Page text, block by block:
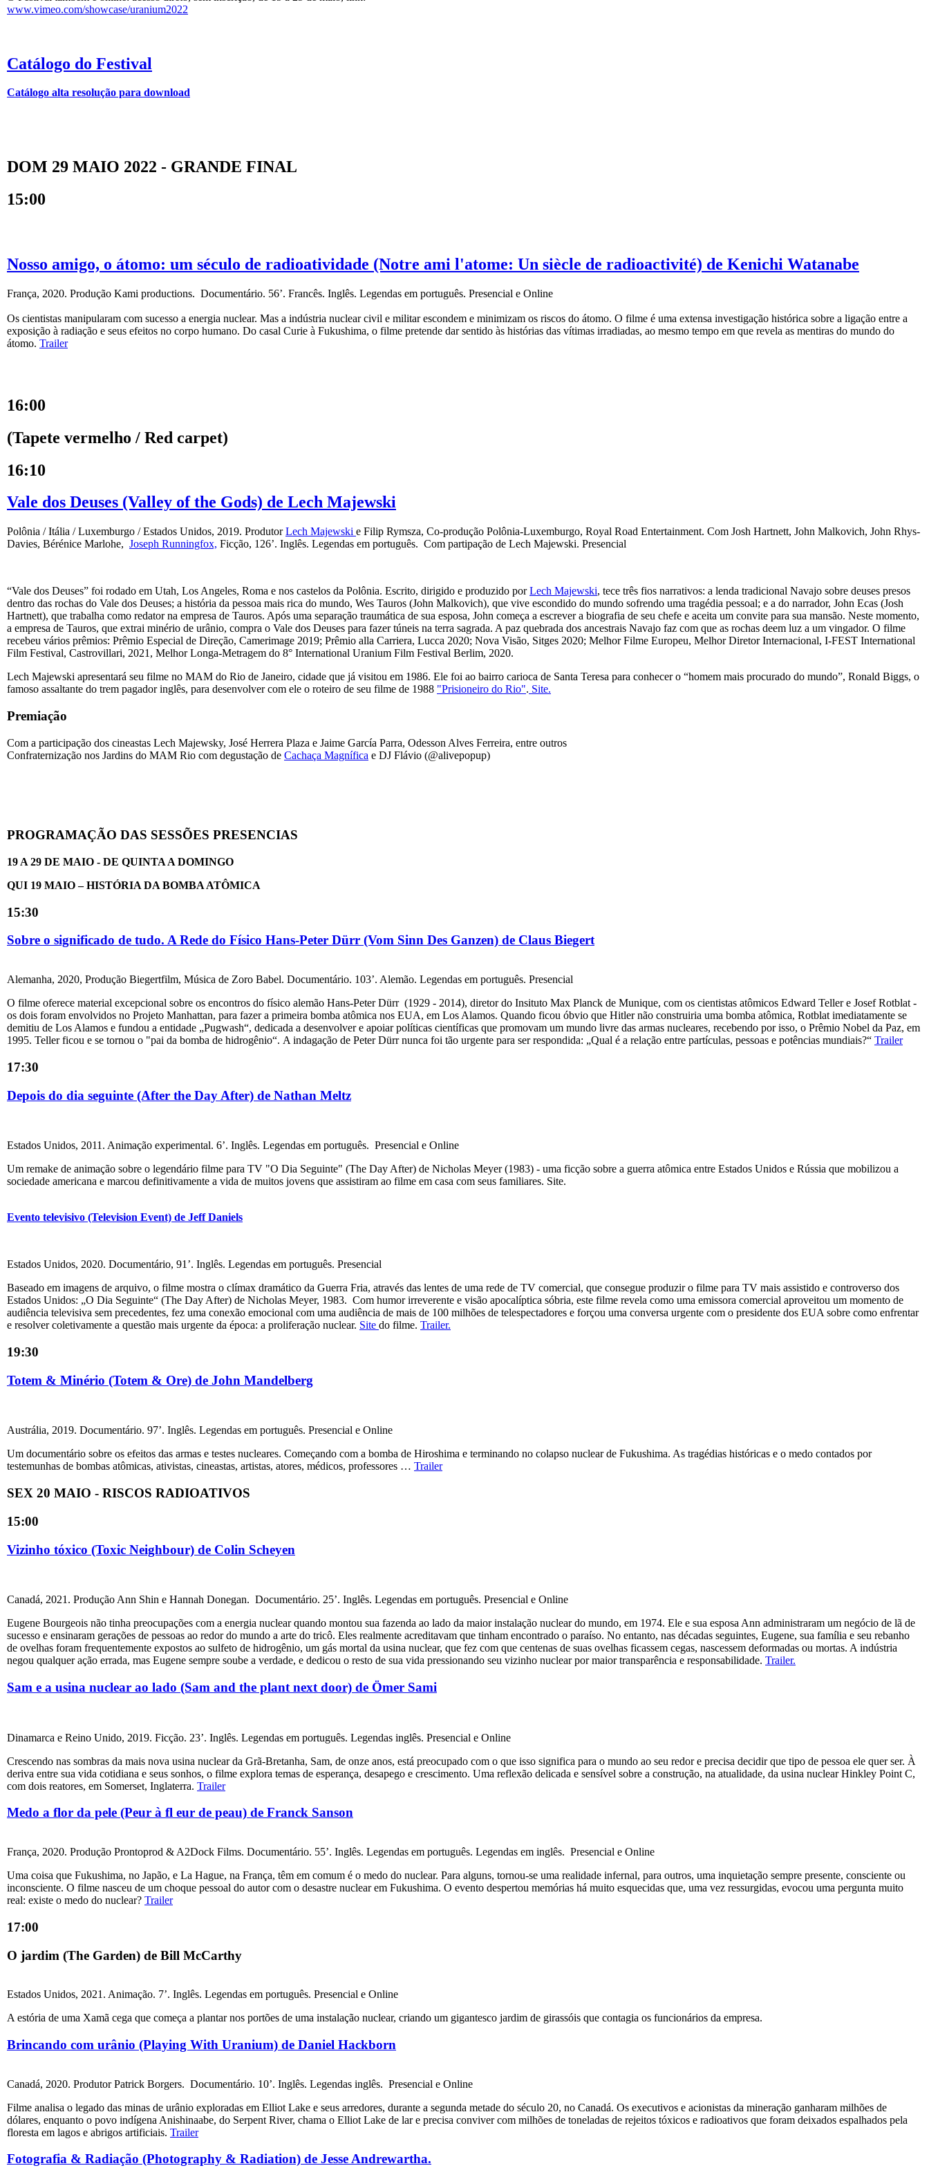
www.vimeo.com/showcase/uranium2022
Catálogo do Festival
Catálogo alta resolução para download
DOM 29 MAIO 2022 - GRANDE FINAL
15:00
Nosso amigo, o átomo: um século de radioatividade (Notre ami l'atome: Un siècle de radioactivité) de Kenichi Watanabe
França, 2020. Produção Kami productions. Documentário. 56’. Francês. Inglês. Legendas em português. Presencial e Online
Os cientistas manipularam com sucesso a energia nuclear. Mas a indústria nuclear civil e militar escondem e minimizam os riscos do átomo. O filme é uma extensa investigação histórica sobre a ligação entre a
exposição à radiação e seus efeitos no corpo humano. Do casal Curie à Fukushima, o filme pretende dar sentido às histórias das vítimas irradiadas, ao mesmo tempo em que revela as mentiras do mundo do
átomo. Trailer
16:00
(Tapete vermelho / Red carpet)
16:10
Vale dos Deuses (Valley of the Gods) de Lech Majewski
Polônia / Itália / Luxemburgo / Estados Unidos, 2019. ProdutorLech Majewski e Filip Rymsza, Co-produção Polônia-Luxemburgo, Royal Road Entertainment. Com Josh Hartnett, John Malkovich, John Rhys-
Davies, Bérénice Marlohe, Joseph Runningfox, Ficção, 126’. Inglês. Legendas em português. Com partipação de Lech Majewski. Presencial
“Vale dos Deuses” foi rodado em Utah, Los Angeles, Roma e nos castelos da Polônia. Escrito, dirigido e produzido porLech Majewski, tece três fios narrativos: a lenda tradicional Navajo sobre deuses presos
dentro das rochas do Vale dos Deuses; a história da pessoa mais rica do mundo, Wes Tauros (John Malkovich), que vive escondido do mundo sofrendo uma tragédia pessoal; e a do narrador, John Ecas (Josh
Hartnett), que trabalha como redator na empresa de Tauros. Após uma separação traumática de sua esposa, John começa a escrever a biografia de seu chefe e aceita um convite para sua mansão. Neste momento,
a empresa de Tauros, que extrai minério de urânio, compra o Vale dos Deuses para fazer túneis na terra sagrada. A paz quebrada dos ancestrais Navajo faz com que as rochas deem luz a um vingador. O filme
recebeu vários prêmios: Prêmio Especial de Direção, Camerimage 2019; Prêmio alla Carriera, Lucca 2020; Nova Visão, Sitges 2020; Melhor Filme Europeu, Melhor Diretor Internacional, I-FEST International
Film Festival, Castrovillari, 2021, Melhor Longa-Metragem do 8° International Uranium Film Festival Berlim, 2020.
Lech Majewski apresentará seu filme no MAM do Rio de Janeiro, cidade que já visitou em 1986. Ele foi ao bairro carioca de Santa Teresa para conhecer o “homem mais procurado do mundo”, Ronald Biggs, o
famoso assaltante do trem pagador inglês, para desenvolver com ele o roteiro de seu filme de 1988 "Prisioneiro do Rio". Site.
Premiação
Com a participação dos cineastas Lech Majewsky, José Herrera Plaza e Jaime García Parra, Odesson Alves Ferreira, entre outros
Confraternização nos Jardins do MAM Rio com degustação de Cachaça Magnífica e DJ Flávio (@alivepopup)
PROGRAMAÇÃO DAS SESSÕES PRESENCIAS
19 A 29 DE MAIO - DE QUINTA A DOMINGO
QUI 19 MAIO – HISTÓRIA DA BOMBA ATÔMICA
15:30
Sobre o significado de tudo. A Rede do Físico Hans-Peter Dürr (Vom Sinn Des Ganzen) de Claus Biegert
Alemanha, 2020, Produção Biegertfilm, Música de Zoro Babel. Documentário. 103’. Alemão. Legendas em português. Presencial
O filme oferece material excepcional sobre os encontros do físico alemão Hans-Peter Dürr (1929 - 2014), diretor do Insituto Max Planck de Munique, com os cientistas atômicos Edward Teller e Josef Rotblat -
os dois foram envolvidos no Projeto Manhattan, para fazer a primeira bomba atômica nos EUA, em Los Alamos. Quando ficou óbvio que Hitler não construiria uma bomba atômica, Rotblat imediatamente se
demitiu de Los Alamos e fundou a entidade „Pugwash“, dedicada a desenvolver e apoiar políticas científicas que promovam um mundo livre das armas nucleares, recebendo por isso, o Prêmio Nobel da Paz, em
1995. Teller ficou e se tornou o "pai da bomba de hidrogênio“. A indagação de Peter Dürr nunca foi tão urgente para ser respondida: „Qual é a relação entre partículas, pessoas e potências mundiais?“ Trailer
17:30
Depois do dia seguinte (After the Day After) de Nathan Meltz
Estados Unidos, 2011. Animação experimental. 6’. Inglês. Legendas em português. Presencial e Online
Um remake de animação sobre o legendário filme para TV "O Dia Seguinte" (The Day After) de Nicholas Meyer (1983) - uma ficção sobre a guerra atômica entre Estados Unidos e Rússia que mobilizou a
sociedade americana e marcou definitivamente a vida de muitos jovens que assistiram ao filme em casa com seus familiares. Site.
Evento televisivo (Television Event) de Jeff Daniels
Estados Unidos, 2020. Documentário, 91’. Inglês. Legendas em português. Presencial
Baseado em imagens de arquivo, o filme mostra o clímax dramático da Guerra Fria, através das lentes de uma rede de TV comercial, que consegue produzir o filme para TV mais assistido e controverso dos
Estados Unidos: „O Dia Seguinte“ (The Day After) de Nicholas Meyer, 1983. Com humor irreverente e visão apocalíptica sóbria, este filme revela como uma emissora comercial aproveitou um momento de
audiência televisiva sem precedentes, fez uma conexão emocional com uma audiência de mais de 100 milhões de telespectadores e forçou uma conversa urgente com o presidente dos EUA sobre como enfrentar
e resolver coletivamente a questão mais urgente da época: a proliferação nuclear. Site do filme. Trailer.
19:30
Totem & Minério (Totem & Ore) de John Mandelberg
Austrália, 2019. Documentário. 97’. Inglês. Legendas em português. Presencial e Online
Um documentário sobre os efeitos das armas e testes nucleares. Começando com a bomba de Hiroshima e terminando no colapso nuclear de Fukushima. As tragédias históricas e o medo contados por
testemunhas de bombas atômicas, ativistas, cineastas, artistas, atores, médicos, professores … Trailer
SEX 20 MAIO - RISCOS RADIOATIVOS
15:00
Vizinho tóxico (Toxic Neighbour) de Colin Scheyen
Canadá, 2021. Produção Ann Shin e Hannah Donegan. Documentário. 25’. Inglês. Legendas em português. Presencial e Online
Eugene Bourgeois não tinha preocupações com a energia nuclear quando montou sua fazenda ao lado da maior instalação nuclear do mundo, em 1974. Ele e sua esposa Ann administraram um negócio de lã de
sucesso e ensinaram gerações de pessoas ao redor do mundo a arte do tricô. Eles realmente acreditavam que tinham encontrado o paraíso. No entanto, nas décadas seguintes, Eugene, sua família e seu rebanho
de ovelhas foram frequentemente expostos ao sulfeto de hidrogênio, um gás mortal da usina nuclear, que fez com que centenas de suas ovelhas ficassem cegas, nascessem deformadas ou mortas. A indústria
negou qualquer ação errada, mas Eugene sempre soube a verdade, e dedicou o resto de sua vida pressionando seu vizinho nuclear por maior transparência e responsabilidade. Trailer.
Sam e a usina nuclear ao lado (Sam and the plant next door) de Ömer Sami
Dinamarca e Reino Unido, 2019. Ficção. 23’. Inglês. Legendas em português. Legendas inglês. Presencial e Online
Crescendo nas sombras da mais nova usina nuclear da Grã-Bretanha, Sam, de onze anos, está preocupado com o que isso significa para o mundo ao seu redor e precisa decidir que tipo de pessoa ele quer ser. À
deriva entre sua vida cotidiana e seus sonhos, o filme explora temas de esperança, desapego e crescimento. Uma reflexão delicada e sensível sobre a construção, na atualidade, da usina nuclear Hinkley Point C,
com dois reatores, em Somerset, Inglaterra. Trailer
Medo a flor da pele (Peur à fl eur de peau) de Franck Sanson
França, 2020. Produção Prontoprod & A2Dock Films. Documentário. 55’. Inglês. Legendas em português. Legendas em inglês. Presencial e Online
Uma coisa que Fukushima, no Japão, e La Hague, na França, têm em comum é o medo do nuclear. Para alguns, tornou-se uma realidade infernal, para outros, uma inquietação sempre presente, consciente ou
inconsciente. O filme nasceu de um choque pessoal do autor com o desastre nuclear em Fukushima. O evento despertou memórias há muito esquecidas que, uma vez ressurgidas, evocou uma pergunta muito
real: existe o medo do nuclear? Trailer
17:00
O jardim (The Garden) de Bill McCarthy
Estados Unidos, 2021. Animação. 7’. Inglês. Legendas em português. Presencial e Online
A estória de uma Xamã cega que começa a plantar nos portões de uma instalação nuclear, criando um gigantesco jardim de girassóis que contagia os funcionários da empresa.
Brincando com urânio (Playing With Uranium) de Daniel Hackborn
Canadá, 2020. Produtor Patrick Borgers. Documentário. 10’. Inglês. Legendas inglês. Presencial e Online
Filme analisa o legado das minas de urânio exploradas em Elliot Lake e seus arredores, durante a segunda metade do século 20, no Canadá. Os executivos e acionistas da mineração ganharam milhões de
dólares, enquanto o povo indígena Anishinaabe, do Serpent River, chama o Elliot Lake de lar e precisa conviver com milhões de toneladas de rejeitos tóxicos e radioativos que foram deixados espalhados pela
floresta em lagos e abrigos artificiais. Trailer
Fotografia & Radiação (Photography & Radiation) de Jesse Andrewartha.